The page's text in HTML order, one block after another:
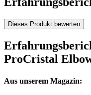
Dieses Produkt bewerten
ProCristal
Aus unserem Magazin: